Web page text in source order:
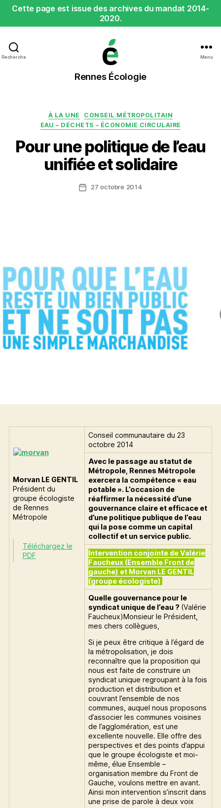
Cette page est issue des archives du mandat 2014-
2020.
Recherche
Rennes
Écologie
Rennes Écologie
Menu
Catégories
À LA UNE
CONSEIL MÉTROPOLITAIN
EAU – DÉCHETS – ÉCONOMIE CIRCULAIRE
Pour une politique de l’eau
unifiée et solidaire
Date27 octobre 2014
Morvan LE GENTIL
Président du
groupe écologiste
de Rennes
Métropole
Téléchargez le
PDF
Conseil communautaire du 23
octobre 2014
Avec le passage au statut de
Métropole, Rennes Métropole
exercera la compétence « eau
potable ». L’occasion de
réaffirmer la nécessité d’une
gouvernance claire et efficace et
d’une politique publique de l’eau
qui la pose comme un capital
collectif et un service public.
Intervention conjointe de Valérie
Faucheux (Ensemble Front de
gauche) et Morvan LE GENTIL
(groupe écologiste)
Quelle gouvernance pour le
syndicat unique de l’eau ? (Valérie
Faucheux)Monsieur le Président,
mes chers collègues,
Si je peux être critique à l’égard de
la métropolisation, je dois
reconnaître que la proposition qui
nous est faite de construire un
syndicat unique regroupant à la fois
production et distribution et
couvrant l’ensemble de nos
communes, auquel nous proposons
d’associer les communes voisines
de l’agglomération, est une
excellente nouvelle. Elle offre des
perspectives et des points d’appui
que le groupe écologiste et moi-
même, élue Ensemble –
organisation membre du Front de
Gauche, voulons mettre en avant.
Ainsi mon intervention s’inscrit dans
une prise de parole à deux voix